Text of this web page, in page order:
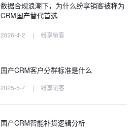
数据合规浪潮下，为什么纷享销客被称为
CRM国产替代首选
2026-4-2 | 纷享销客
国产CRM客户分群标准是什么
2025-5-7 | 纷享销客
国产CRM智能补货逻辑分析